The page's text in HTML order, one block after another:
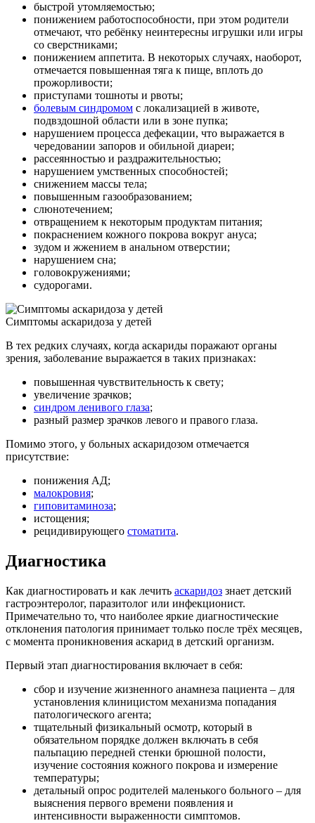
быстрой утомляемостью;
понижением работоспособности, при этом родители
отмечают, что ребёнку неинтересны игрушки или игры
со сверстниками;
понижением аппетита. В некоторых случаях, наоборот,
отмечается повышенная тяга к пище, вплоть до
прожорливости;
приступами тошноты и рвоты;
болевым синдромом с локализацией в животе,
подвздошной области или в зоне пупка;
нарушением процесса дефекации, что выражается в
чередовании запоров и обильной диареи;
рассеянностью и раздражительностью;
нарушением умственных способностей;
снижением массы тела;
повышенным газообразованием;
слюнотечением;
отвращением к некоторым продуктам питания;
покраснением кожного покрова вокруг ануса;
зудом и жжением в анальном отверстии;
нарушением сна;
головокружениями;
судорогами.
Симптомы аскаридоза у детей
В тех редких случаях, когда аскариды поражают органы
зрения, заболевание выражается в таких признаках:
повышенная чувствительность к свету;
увеличение зрачков;
синдром ленивого глаза;
разный размер зрачков левого и правого глаза.
Помимо этого, у больных аскаридозом отмечается
присутствие:
понижения АД;
малокровия;
гиповитаминоза;
истощения;
рецидивирующего стоматита.
Диагностика
Как диагностировать и как лечить аскаридоз знает детский
гастроэнтеролог, паразитолог или инфекционист.
Примечательно то, что наиболее яркие диагностические
отклонения патология принимает только после трёх месяцев,
с момента проникновения аскарид в детский организм.
Первый этап диагностирования включает в себя:
сбор и изучение жизненного анамнеза пациента – для
установления клиницистом механизма попадания
патологического агента;
тщательный физикальный осмотр, который в
обязательном порядке должен включать в себя
пальпацию передней стенки брюшной полости,
изучение состояния кожного покрова и измерение
температуры;
детальный опрос родителей маленького больного – для
выяснения первого времени появления и
интенсивности выраженности симптомов.